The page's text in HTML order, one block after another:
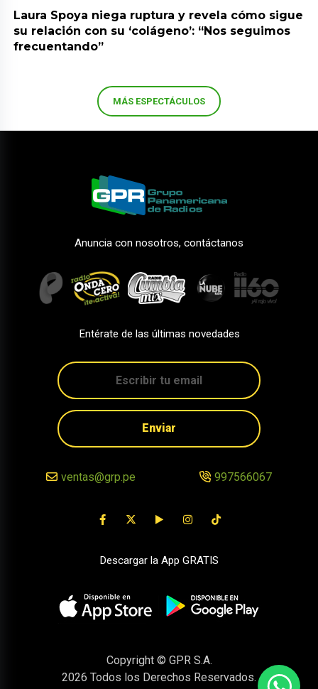
Laura Spoya niega ruptura y revela cómo sigue
su relación con su ‘colágeno’: “Nos seguimos
frecuentando”
MÁS ESPECTÁCULOS
Anuncia con nosotros, contáctanos
Entérate de las últimas novedades
Enviar
ventas@grp.pe 997566067
Descargar la App GRATIS
Copyright © GPR S.A.
2026 Todos los Derechos Reservados.